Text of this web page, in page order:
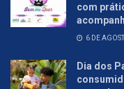
com
6 DE
Dia dos